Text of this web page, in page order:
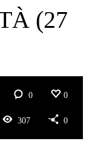
(27
0 0
307 0